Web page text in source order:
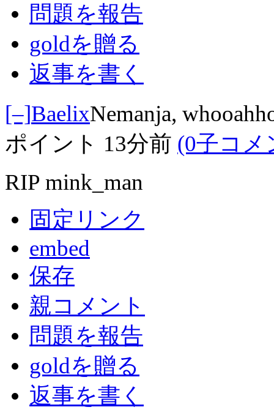
問題を報告
goldを贈る
返事を書く
[–]BaelixNemanja,
ポイント 13分前 (0子コメ
RIP mink_man
固定リンク
embed
保存
親コメント
問題を報告
goldを贈る
返事を書く